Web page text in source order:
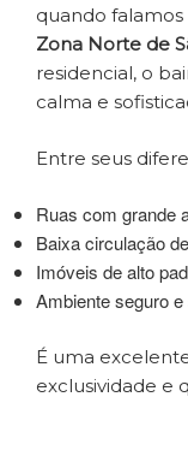
quando falamos
Zona Norte de
residencial, o
calma e
Entre seus
Ruas com grande
Baixa circulação
Imóveis de alto
Ambiente seguro
É uma
exclusividade e